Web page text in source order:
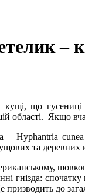
–
що гусениці
області. Якщо
Hyphantria cunea
та деревних
гнізда:
призводить до